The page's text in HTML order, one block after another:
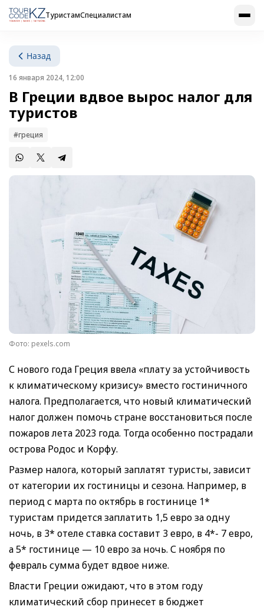
ТуристамСпециалистам
Назад
16 января 2024, 12:00
В Греции вдвое вырос налог для
туристов
#греция
Фото: pexels.com
С нового года Греция ввела «плату за устойчивость
к климатическому кризису» вместо гостиничного
налога. Предполагается, что новый климатический
налог должен помочь стране восстановиться после
пожаров лета 2023 года. Тогда особенно пострадали
острова Родос и Корфу.
Размер налога, который заплатят туристы, зависит
от категории их гостиницы и сезона. Например, в
период с марта по октябрь в гостинице 1*
туристам придется заплатить 1,5 евро за одну
ночь, в 3* отеле ставка составит 3 евро, в 4*- 7 евро,
а 5* гостинице — 10 евро за ночь. С ноября по
февраль сумма будет вдвое ниже.
Власти Греции ожидают, что в этом году
климатический сбор принесет в бюджет